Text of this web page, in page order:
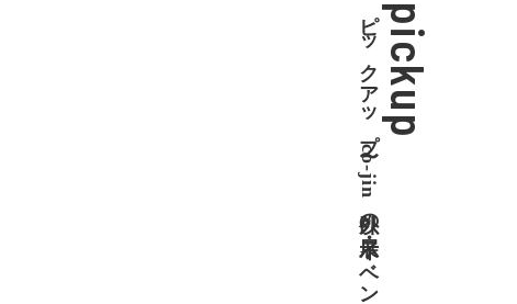
pickup
ピックアップ〜co-jin以外の展示・イベント